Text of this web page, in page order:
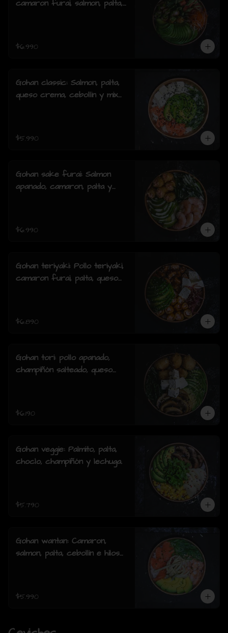
camaron furai, salmon, palta,
$6.990
Gohan classic: Salmon, palta,
queso crema, cebollin y mix
$5.990
Gohan sake furai: Salmon
apanado, camaron, palta y
$6.990
Gohan teriyaki: Pollo teriyaki,
camaron furai, palta, queso
$6.890
Gohan tori: pollo apanado,
champiñón salteado, queso
$6.190
Gohan veggie: Palmito, palta,
choclo, champiñón y lechuga.
$5.790
Gohan wantan: Camaron,
salmon, palta, cebollin e hilos
$5.990